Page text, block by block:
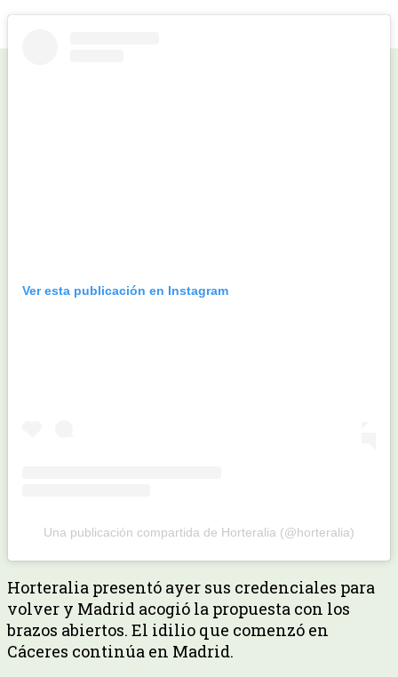
Ver esta publicación en Instagram
Una publicación compartida de Horteralia (@horteralia)
Horteralia presentó ayer sus credenciales para
volver y Madrid acogió la propuesta con los
brazos abiertos. El idilio que comenzó en
Cáceres continúa en Madrid.